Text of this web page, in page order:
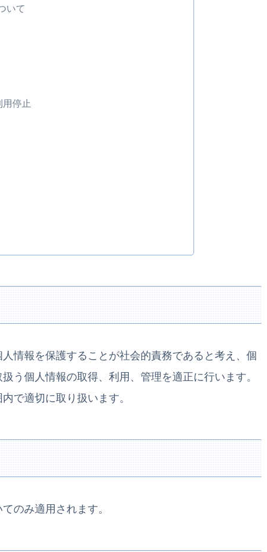
いて
停止
情報を保護することが社会的責務であると考え、個
う個人情報の取得、利用、管理を適正に行います。
で適切に取り扱います。
のみ適用されます。